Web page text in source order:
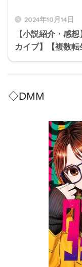
2024年10月14日
【小説紹介・感
カイブ】【複数転
◇DMM